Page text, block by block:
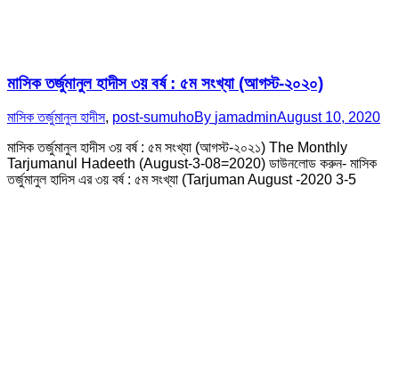
মাসিক তর্জুমানুল হাদীস ৩য় বর্ষ : ৫ম সংখ্যা (আগস্ট-২০২০)
মাসিক তর্জুমানুল হাদীস, post-sumuhoBy jamadminAugust 10, 2020
মাসিক তর্জুমানুল হাদীস ৩য় বর্ষ : ৫ম সংখ্যা (আগস্ট-২০২১) The Monthly
Tarjumanul Hadeeth (August-3-08=2020) ডাউনলোড করুন- মাসিক
তর্জুমানুল হাদিস এর ৩য় বর্ষ : ৫ম সংখ্যা (Tarjuman August -2020 3-5